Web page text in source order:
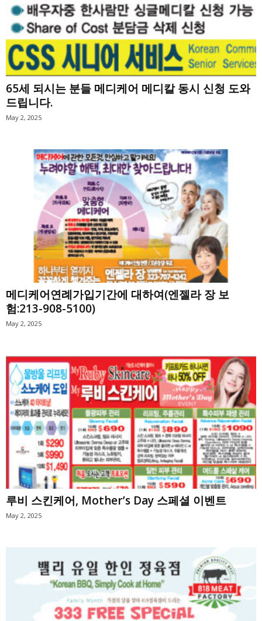
65세 되시는 분들 메디케어 메디칼 동시 신청 도와
드립니다.
May 2, 2025
메디케어연례가입기간에 대하여(엔젤라 장 보
험:213-908-5100)
May 2, 2025
루비 스킨케어, Mother’s Day 스페셜 이벤트
May 2, 2025